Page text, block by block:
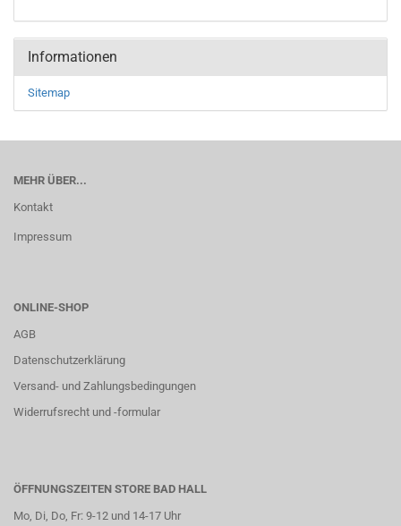
Informationen
Sitemap
MEHR ÜBER...
Kontakt
Impressum
ONLINE-SHOP
AGB
Datenschutzerklärung
Versand- und Zahlungsbedingungen
Widerrufsrecht und -formular
ÖFFNUNGSZEITEN STORE BAD HALL
Mo, Di, Do, Fr: 9-12 und 14-17 Uhr